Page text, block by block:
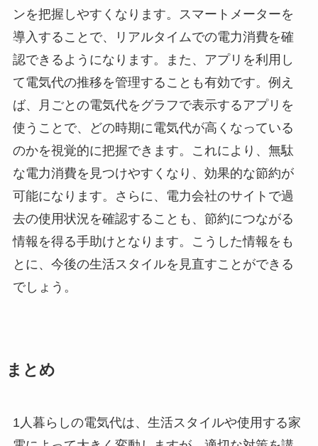
ンを把握しやすくなります。スマートメーターを
導入することで、リアルタイムでの電力消費を確
認できるようになります。また、アプリを利用し
て電気代の推移を管理することも有効です。例え
ば、月ごとの電気代をグラフで表示するアプリを
使うことで、どの時期に電気代が高くなっている
のかを視覚的に把握できます。これにより、無駄
な電力消費を見つけやすくなり、効果的な節約が
可能になります。さらに、電力会社のサイトで過
去の使用状況を確認することも、節約につながる
情報を得る手助けとなります。こうした情報をも
とに、今後の生活スタイルを見直すことができる
でしょう。
まとめ
1人暮らしの電気代は、生活スタイルや使用する家